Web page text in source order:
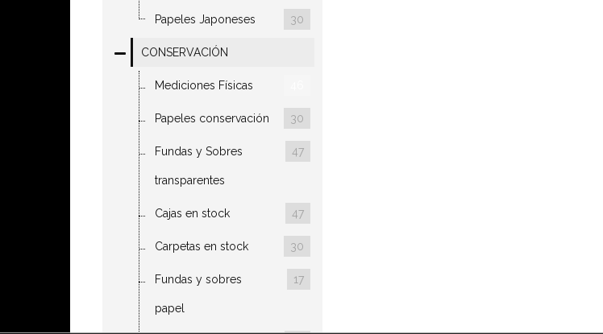
Papeles Japoneses 30
CONSERVACIÓN
Mediciones Físicas
Papeles conservación 30
Fundas y Sobres
transparentes
47
Cajas en stock 47
Carpetas en stock 30
Fundas y sobres
papel
17